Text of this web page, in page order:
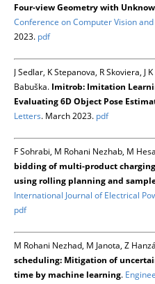
Four-view Geometry with
Conference on Computer Vision and
2023. pdf
J Sedlar, K Stepanova, R Skoviera, J
Babuška. Imitrob: Imitation
Evaluating 6D Object Pose
Letters. March 2023. pdf
F Sohrabi, M Rohani Nezhab, M
bidding of multi-product
using rolling planning and
International Journal of Electrical
pdf
M Rohani Nezhad, M Janota, Z
scheduling: Mitigation of
time by machine learning.